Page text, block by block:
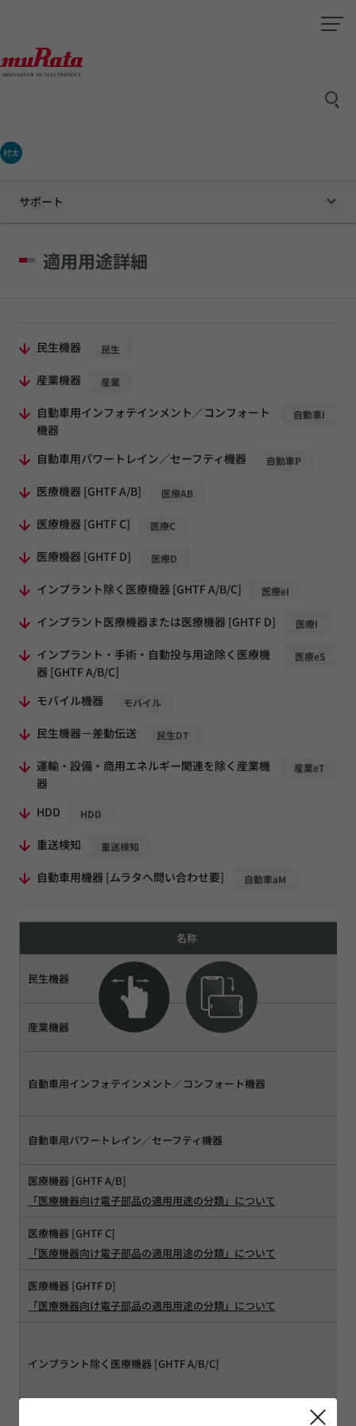
村太
サポート
適用用途詳細
民生機器 民生
産業機器 産業
自動車用インフォテインメント／コンフォート
機器
自動車I
自動車用パワートレイン／セーフティ機器 自動車P
医療機器 [GHTF A/B] 医療AB
医療機器 [GHTF C] 医療C
医療機器 [GHTF D] 医療D
インプラント除く医療機器 [GHTF A/B/C] 医療eI
インプラント医療機器または医療機器 [GHTF D] 医療I
インプラント・手術・自動投与用途除く医療機
器 [GHTF A/B/C]
医療eS
モバイル機器 モバイル
民生機器－差動伝送 民生DT
運輸・設備・商用エネルギー関連を除く産業機
器
産業eT
HDD HDD
重送検知 重送検知
自動車用機器 [ムラタへ問い合わせ要] 自動車aM
名称
民生機器
産業機器
自動車用インフォテインメント／コンフォート機器
自動車用パワートレイン／セーフティ機器
医療機器 [GHTF A/B]
「医療機器向け電子部品の適用用途の分類」について
医療機器 [GHTF C]
「医療機器向け電子部品の適用用途の分類」について
医療機器 [GHTF D]
「医療機器向け電子部品の適用用途の分類」について
インプラント除く医療機器 [GHTF A/B/C]